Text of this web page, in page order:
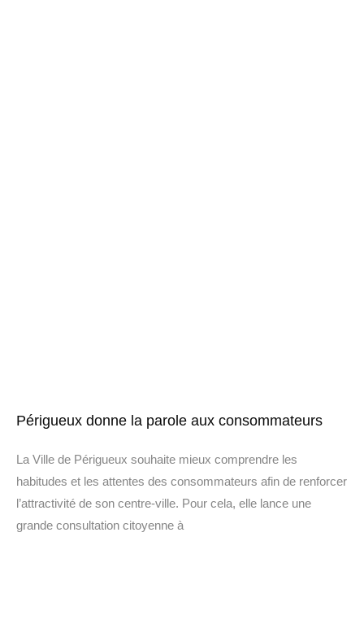
Périgueux donne la parole aux consommateurs
La Ville de Périgueux souhaite mieux comprendre les
habitudes et les attentes des consommateurs afin de renforcer
l’attractivité de son centre-ville. Pour cela, elle lance une
grande consultation citoyenne à